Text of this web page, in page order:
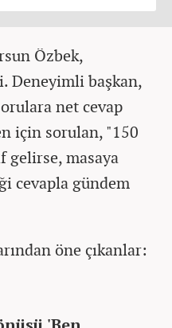
Özbek,
Deneyimli başkan,
net cevap
için sorulan, "150
masaya
cevapla gündem
öne çıkanlar: